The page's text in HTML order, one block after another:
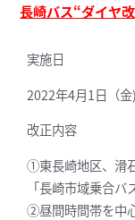
長崎バス“ダイヤ
実施日
2022年4月1日（金)
改正内容
①東長崎地区、滑
「長崎市域乗合
②昼間時間帯を中